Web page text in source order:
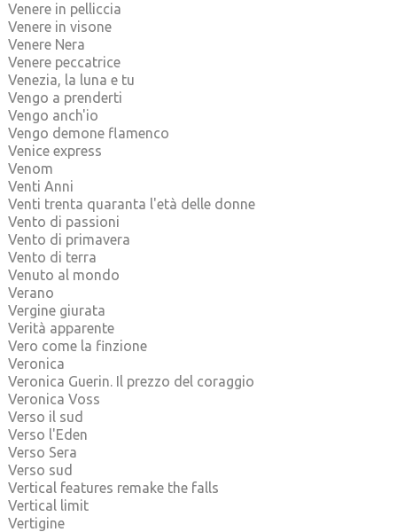
Venere in pelliccia
Venere in visone
Venere Nera
Venere peccatrice
Venezia, la luna e tu
Vengo a prenderti
Vengo anch'io
Vengo demone flamenco
Venice express
Venom
Venti Anni
Venti trenta quaranta l'età delle donne
Vento di passioni
Vento di primavera
Vento di terra
Venuto al mondo
Verano
Vergine giurata
Verità apparente
Vero come la finzione
Veronica
Veronica Guerin. Il prezzo del coraggio
Veronica Voss
Verso il sud
Verso l'Eden
Verso Sera
Verso sud
Vertical features remake the falls
Vertical limit
Vertigine